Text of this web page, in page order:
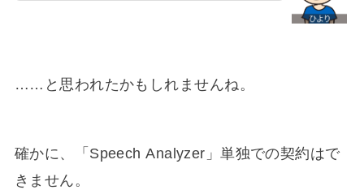
……と思われたかもしれませんね。
確かに、「Speech Analyzer」単独での契約はで
きません。